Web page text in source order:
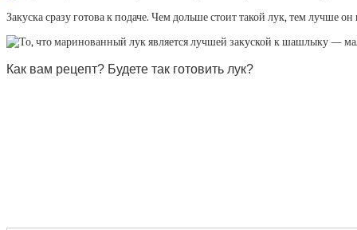
Закуска сразу готова к подаче. Чем дольше стоит такой лук, тем лучше
Как вам рецепт? Будете так готовить лук?